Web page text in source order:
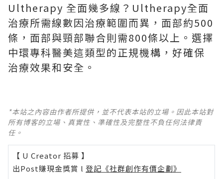
Ultherapy 全面幾多線？Ultherapy全面
治療所需線數因治療範圍而異，面部約500
條，面部與頸部聯合則需800條以上。選擇
中環專科醫美這類型的正規機構，好確保
治療效果和安全。
*本站之內容由作者所提供，並不代表本站的立場。因此本站對
所有博客的立場、真實性、準確性及完整性不負任何法律責
任。
【 U Creator 招募 】
出Post賺現金獎賞 l 登記《社群創作有價企劃》